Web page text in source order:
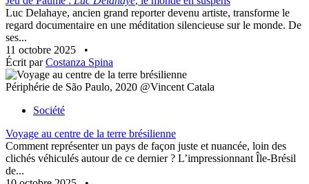
Luc Delahaye, ancien grand reporter devenu artiste, transforme le
regard documentaire en une méditation silencieuse sur le monde. De
ses...
11 octobre 2025
•
Écrit parCostanza Spina
Périphérie de São Paulo, 2020 @Vincent Catala
Société
Voyage au centre de la terre brésilienne
Comment représenter un pays de façon juste et nuancée, loin des
clichés véhiculés autour de ce dernier ? L’impressionnant Île-Brésil
de...